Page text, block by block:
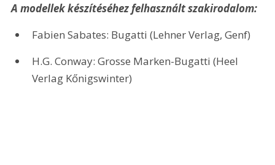
A modellek készítéséhez felhasznált szakirodalom:
Fabien Sabates: Bugatti (Lehner Verlag, Genf)
H.G. Conway: Grosse Marken-Bugatti (Heel
Verlag Kőnigswinter)